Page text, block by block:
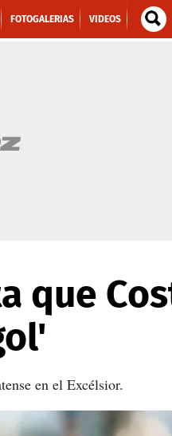
FOTOGALERIAS VIDEOS
que
en el Excélsior.